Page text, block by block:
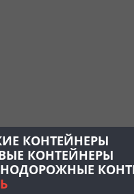
КОНТЕЙНЕРЫ
КОНТЕЙНЕРЫ